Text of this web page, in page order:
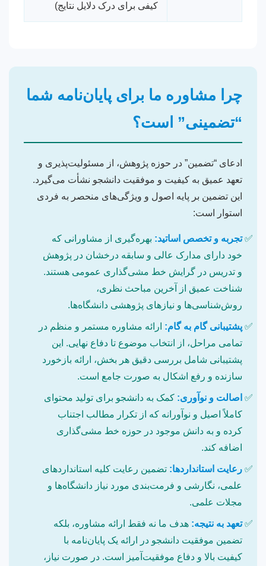
کیفی برای درک دلایل نتایج)
چرا مشاوره ما برای پایان‌نامه شما
“تضمینی” است؟
ادعای “تضمین” در حوزه پژوهش، از مسئولیت‌پذیری و
تعهد عمیق به کیفیت و موفقیت دانشجو نشأت می‌گیرد.
این تضمین بر پایه اصول و ویژگی‌های منحصر به فردی
استوار است:
تجربه و تخصص اساتید: بهره‌گیری از مشاورانی که
خود دارای مدارک عالی و سابقه درخشان در پژوهش
و تدریس در گرایش خط مشی‌گذاری عمومی هستند.
شناخت عمیق از آخرین مباحث نظری،
روش‌شناسی‌ها و نیازهای پژوهشی دانشگاه‌ها.
پشتیبانی گام به گام: ارائه مشاوره مستمر و منظم در
تمامی مراحل، از انتخاب موضوع تا دفاع نهایی. این
پشتیبانی شامل بررسی دقیق هر بخش، ارائه بازخورد
سازنده و رفع اشکال به صورت جامع است.
اصالت و نوآوری: کمک به دانشجو برای تولید محتوای
کاملاً اصیل و نوآورانه که از تکرار مطالب اجتناب
کرده و به دانش موجود در حوزه خط مشی‌گذاری
اضافه کند.
رعایت استانداردها: تضمین رعایت کلیه استانداردهای
علمی، نگارشی و فرمت‌بندی مورد نیاز دانشگاه‌ها و
مجلات علمی.
تعهد به نتیجه: هدف ما نه فقط ارائه مشاوره، بلکه
تضمین موفقیت دانشجو در ارائه یک پایان‌نامه با
کیفیت بالا و دفاع موفقیت‌آمیز است. در صورت نیاز،